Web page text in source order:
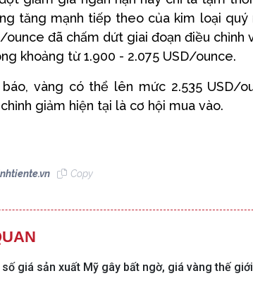
tăng mạnh tiếp theo của kim loại
ounce đã chấm dứt giai đoạn điều chỉnh
khoảng từ 1.900 - 2.075 USD/ounce.
báo, vàng có thể lên mức 2.535 USD/
giảm hiện tại là cơ hội mua vào.
Copy
giá sản xuất Mỹ gây bất ngờ, giá vàng thế